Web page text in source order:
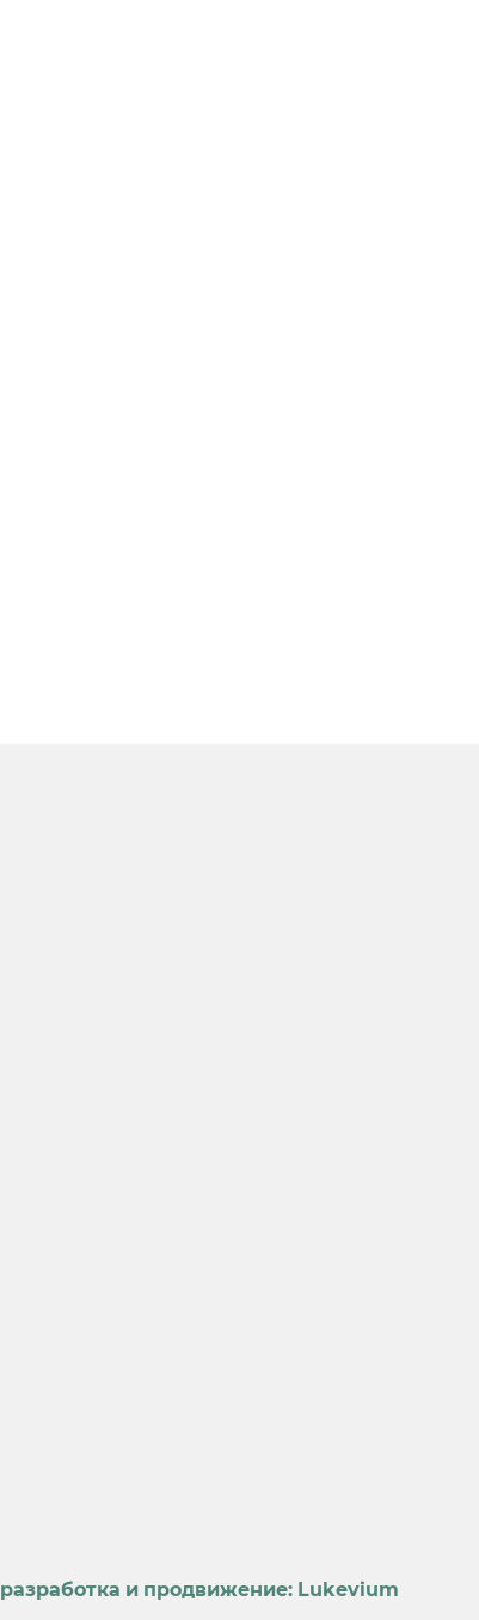
разработка и продвижение: Lukevium